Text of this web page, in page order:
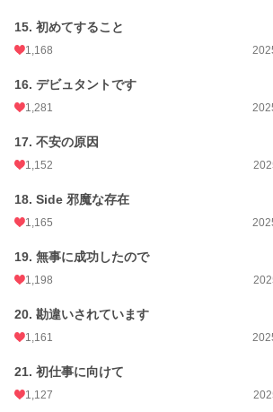
15. 初めてすること
1,168
16. デビュタントです
1,281
17. 不安の原因
1,152
18. Side 邪魔な存在
1,165
19. 無事に成功したので
1,198
20. 勘違いされています
1,161
21. 初仕事に向けて
1,127